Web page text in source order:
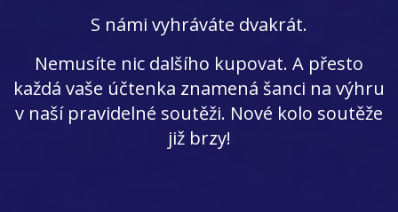
S námi vyhráváte dvakrát.
Nemusíte nic dalšího kupovat. A přesto
každá vaše účtenka znamená šanci na výhru
v naší pravidelné soutěži. Nové kolo soutěže
již brzy!